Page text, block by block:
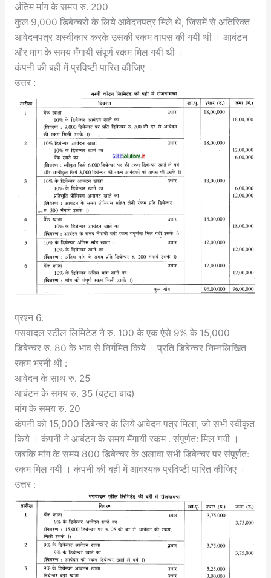
अंतिम मांग के समय रु. 200
कुल 9,000 डिबेन्चरों के लिये आवेदनपत्र मिले थे, जिसमें से अतिरिक्त
आवेदनपत्र अस्वीकार करके उसकी रकम वापस की गयी थी । आबंटन
और मांग के समय मँगायी संपूर्ण रकम मिल गयी थी ।
कंपनी की बही में प्रविष्टी पारित कीजिए ।
उत्तर :
प्रश्न 6.
पसवादल स्टील लिमिटेड ने रु. 100 के एक ऐसे 9% के 15,000
डिबेन्चर रु. 80 के भाव से निर्गमित किये । प्रति डिबेन्चर निम्नलिखित
रकम भरनी थी :
आवेदन के साथ रु. 25
आबंटन के समय रु. 35 (बट्टा बाद)
मांग के समय रु. 20
कंपनी को 15,000 डिबेन्चर के लिये आवेदन पत्र मिला, जो सभी स्वीकृत
किये । कंपनी ने आबंटन के समय मँगायी रकम . संपूर्णत: मिल गयी ।
जबकि मांग के समय 800 डिबेन्चर के अलावा सभी डिबेन्चर पर संपूर्णत:
रकम मिल गयी । कंपनी की बही में आवश्यक प्रविष्टी पारित कीजिए ।
उत्तर :